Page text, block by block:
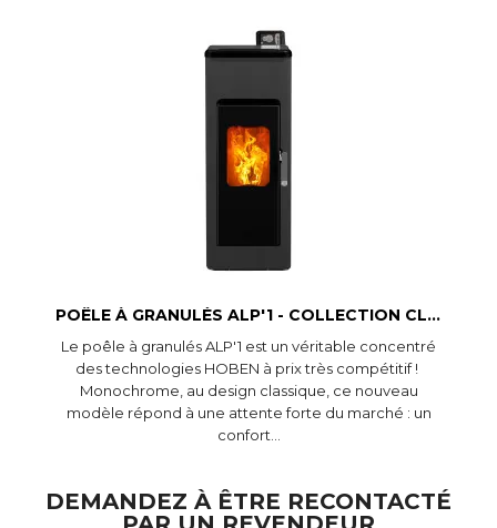
Aperçu rapide POÊLE À GRANULÉS ALP'1 - COLLECTION CLASSIC
Le poêle à granulés ALP'1 est un véritable concentré
des technologies HOBEN à prix très compétitif !
Monochrome, au design classique, ce nouveau
modèle répond à une attente forte du marché : un
confort...
DEMANDEZ À ÊTRE RECONTACTÉ